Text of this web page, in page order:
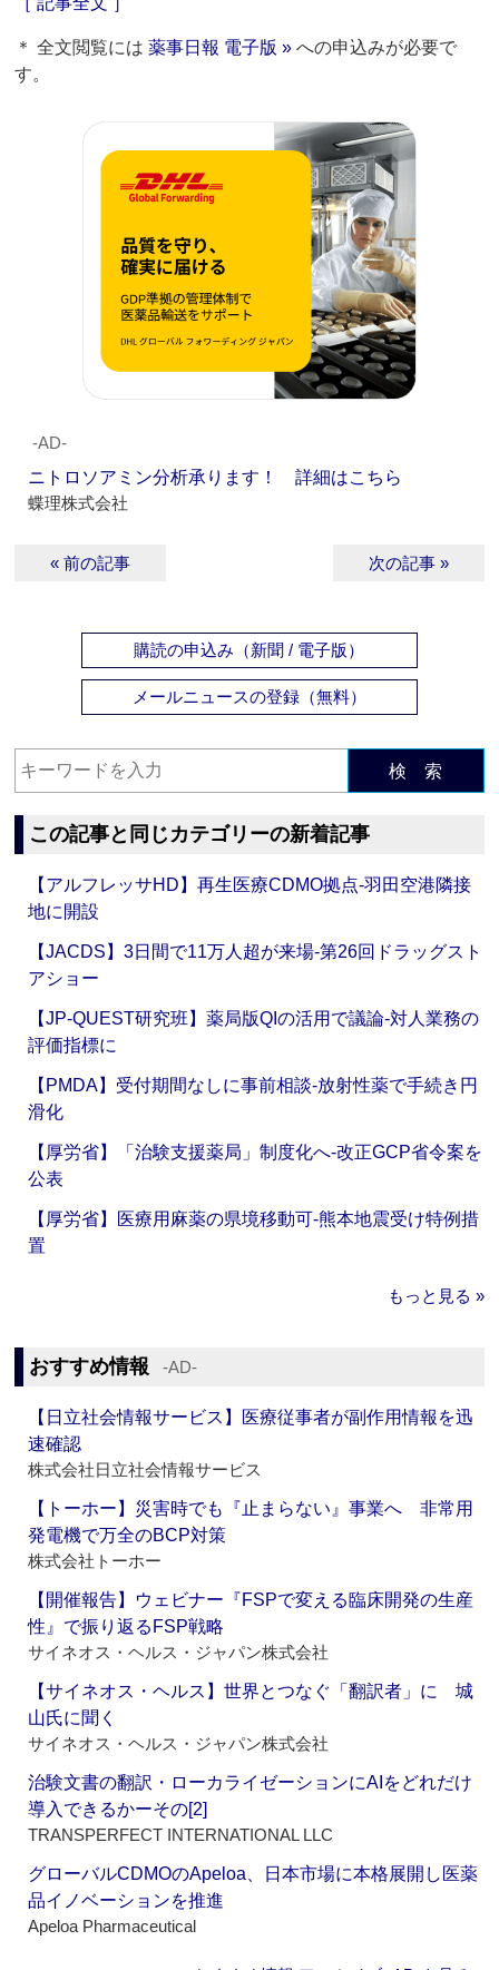
＊ 全文閲覧には薬事日報 電子版 » への申込みが必要で
す。
‐AD‐
ニトロソアミン分析承ります！ 詳細はこちら
蝶理株式会社
« 前の記事 次の記事 »
購読の申込み（新聞 / 電子版）
メールニュースの登録（無料）
検 索
この記事と同じカテゴリーの新着記事
【アルフレッサHD】再生医療CDMO拠点‐羽田空港隣接
地に開設
【JACDS】3日間で11万人超が来場‐第26回ドラッグスト
アショー
【JP-QUEST研究班】薬局版QIの活用で議論‐対人業務の
評価指標に
【PMDA】受付期間なしに事前相談‐放射性薬で手続き円
滑化
【厚労省】「治験支援薬局」制度化へ‐改正GCP省令案を
公表
【厚労省】医療用麻薬の県境移動可‐熊本地震受け特例措
置
もっと見る »
おすすめ情報 ‐AD‐
【日立社会情報サービス】医療従事者が副作用情報を迅
速確認
株式会社日立社会情報サービス
【トーホー】災害時でも『止まらない』事業へ 非常用
発電機で万全のBCP対策
株式会社トーホー
【開催報告】ウェビナー『FSPで変える臨床開発の生産
性』で振り返るFSP戦略
サイネオス・ヘルス・ジャパン株式会社
【サイネオス・ヘルス】世界とつなぐ「翻訳者」に 城
山氏に聞く
サイネオス・ヘルス・ジャパン株式会社
治験文書の翻訳・ローカライゼーションにAIをどれだけ
導入できるかーその[2]
TRANSPERFECT INTERNATIONAL LLC
グローバルCDMOのApeloa、日本市場に本格展開し医薬
品イノベーションを推進
Apeloa Pharmaceutical